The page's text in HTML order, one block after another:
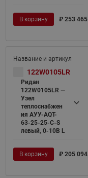
В корзину ₽ 253
122W0105LR
Ридан
122W0105LR —
Узел
теплоснабжен
ия АУУ-AQT-
63-25-25-C-S
левый, 0-10В L
В корзину ₽ 205